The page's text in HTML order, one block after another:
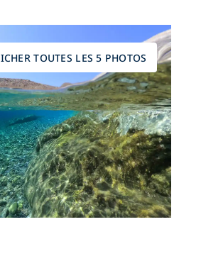
TOUTES LES 5 PHOTOS